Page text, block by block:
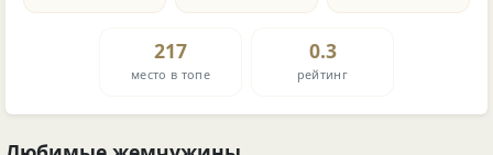
217
место в топе
0.3
рейтинг